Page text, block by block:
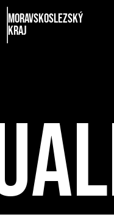
Moravskoslezský
kraj